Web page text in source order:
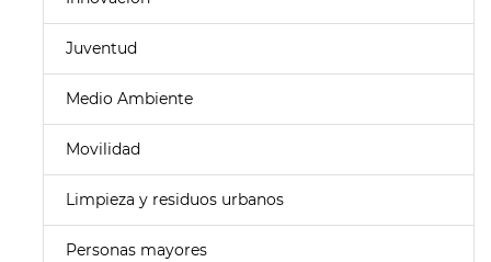
Juventud
Medio Ambiente
Movilidad
Limpieza y residuos urbanos
Personas mayores